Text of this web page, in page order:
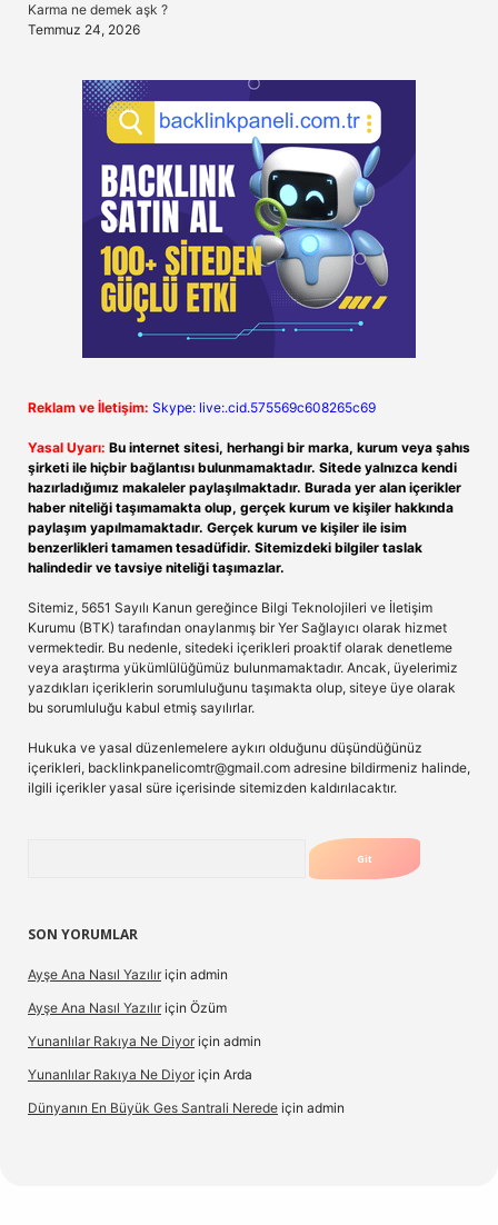
Karma ne demek aşk ?
Temmuz 24, 2026
Reklam ve İletişim: Skype: live:.cid.575569c608265c69
Yasal Uyarı: Bu internet sitesi, herhangi bir marka, kurum veya şahıs
şirketi ile hiçbir bağlantısı bulunmamaktadır. Sitede yalnızca kendi
hazırladığımız makaleler paylaşılmaktadır. Burada yer alan içerikler
haber niteliği taşımamakta olup, gerçek kurum ve kişiler hakkında
paylaşım yapılmamaktadır. Gerçek kurum ve kişiler ile isim
benzerlikleri tamamen tesadüfidir. Sitemizdeki bilgiler taslak
halindedir ve tavsiye niteliği taşımazlar.
Sitemiz, 5651 Sayılı Kanun gereğince Bilgi Teknolojileri ve İletişim
Kurumu (BTK) tarafından onaylanmış bir Yer Sağlayıcı olarak hizmet
vermektedir. Bu nedenle, sitedeki içerikleri proaktif olarak denetleme
veya araştırma yükümlülüğümüz bulunmamaktadır. Ancak, üyelerimiz
yazdıkları içeriklerin sorumluluğunu taşımakta olup, siteye üye olarak
bu sorumluluğu kabul etmiş sayılırlar.
Hukuka ve yasal düzenlemelere aykırı olduğunu düşündüğünüz
içerikleri, backlinkpanelicomtr@gmail.com adresine bildirmeniz halinde,
ilgili içerikler yasal süre içerisinde sitemizden kaldırılacaktır.
SON YORUMLAR
Ayşe Ana Nasıl Yazılır için admin
Ayşe Ana Nasıl Yazılır için Özüm
Yunanlılar Rakıya Ne Diyor için admin
Yunanlılar Rakıya Ne Diyor için Arda
Dünyanın En Büyük Ges Santrali Nerede için admin